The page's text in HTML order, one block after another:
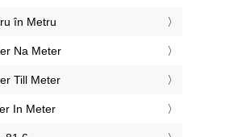
în Metru
Na Meter
Till Meter
In Meter